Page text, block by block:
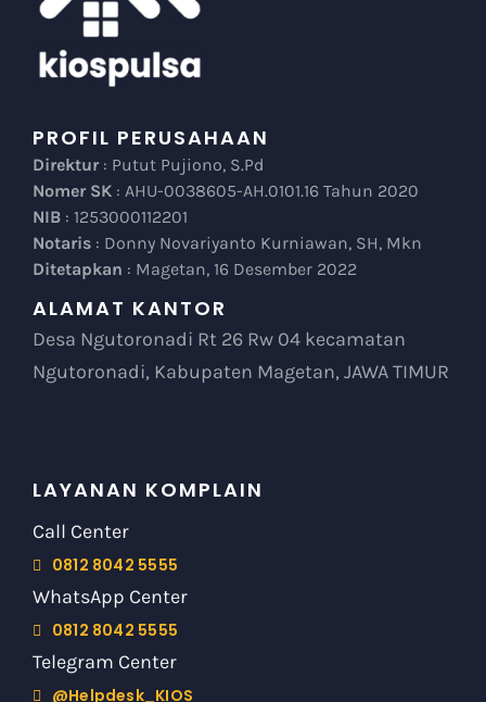
PROFIL PERUSAHAAN
Direktur : Putut Pujiono, S.Pd
Nomer SK : AHU-0038605-AH.0101.16 Tahun 2020
NIB: 1253000112201
Notaris: Donny Novariyanto Kurniawan, SH, Mkn
Ditetapkan : Magetan, 16 Desember 2022
ALAMAT KANTOR
Desa Ngutoronadi Rt 26 Rw 04 kecamatan
Ngutoronadi, Kabupaten Magetan, JAWA TIMUR
LAYANAN KOMPLAIN
Call Center
0812 8042 5555
WhatsApp Center
0812 8042 5555
Telegram Center
@Helpdesk_KIOS